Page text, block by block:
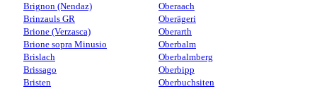
Brignon (Nendaz)
Brinzauls GR
Brione (Verzasca)
Brione sopra Minusio
Brislach
Brissago
Bristen
Oberaach
Oberägeri
Oberarth
Oberbalm
Oberbalmberg
Oberbipp
Oberbuchsiten